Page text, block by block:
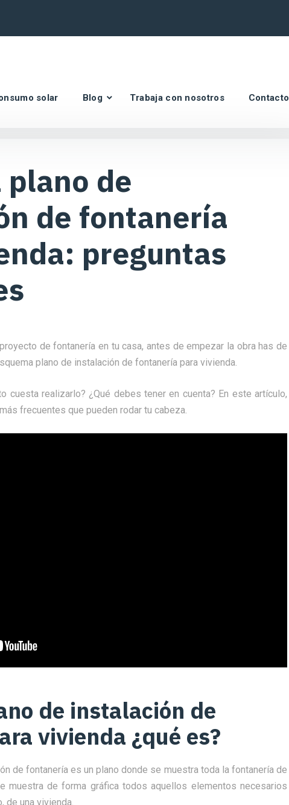
solar Blog Trabaja con nosotros Contacto
plano de
de fontanería
preguntas
de fontanería en tu casa, antes de empezar la obra has de
plano de instalación de fontanería para vivienda.
cuesta realizarlo? ¿Qué debes tener en cuenta? En este artículo,
frecuentes que pueden rodar tu cabeza.
de instalación de
vivienda ¿qué es?
de fontanería es un plano donde se muestra toda la fontanería de
muestra de forma gráfica todos aquellos elementos necesarios
de una vivienda.